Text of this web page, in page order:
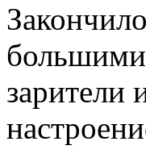
зарители